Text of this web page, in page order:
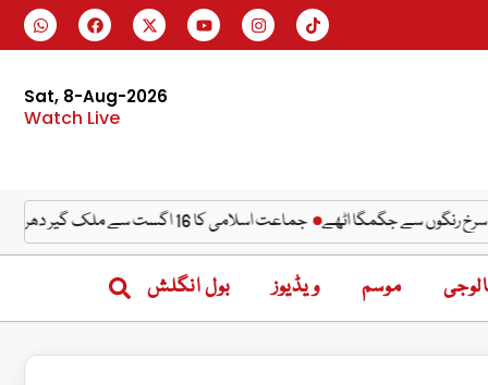
Sat, 8-Aug-2026
Watch Live
سے جگمگا اٹھے جماعت اسلامی کا 16 اگست سے ملک گیر دھرنوں کا اعلان
موسم ویڈیوز بول انگلش